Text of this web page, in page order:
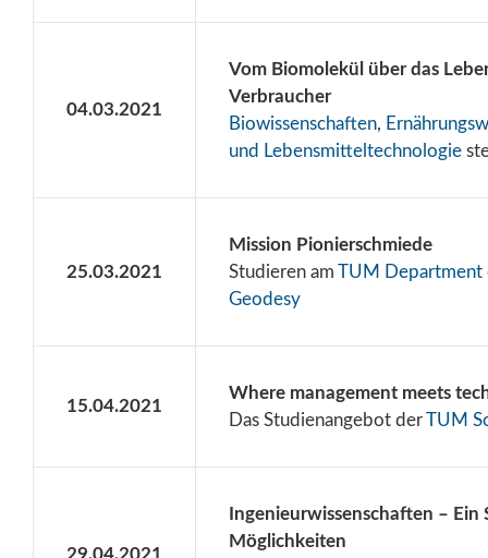
04.03.2021
Vom Biomolekül über das
Verbraucher
Biowissenschaften,
und Lebensmitteltechnologie
25.03.2021
Mission Pionierschmiede
Studieren am TUM Department
Geodesy
15.04.2021
Where management meets
Das Studienangebot derTUM
Ingenieurwissenschaften – Ein
Möglichkeiten